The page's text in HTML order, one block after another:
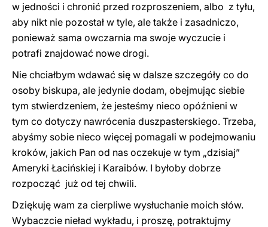
w jedności i chronić przed rozproszeniem, albo z tyłu,
aby nikt nie pozostał w tyle, ale także i zasadniczo,
ponieważ sama owczarnia ma swoje wyczucie i
potrafi znajdować nowe drogi.
Nie chciałbym wdawać się w dalsze szczegóły co do
osoby biskupa, ale jedynie dodam, obejmując siebie
tym stwierdzeniem, że jesteśmy nieco opóźnieni w
tym co dotyczy nawrócenia duszpasterskiego. Trzeba,
abyśmy sobie nieco więcej pomagali w podejmowaniu
kroków, jakich Pan od nas oczekuje w tym „dzisiaj”
Ameryki Łacińskiej i Karaibów. I byłoby dobrze
rozpocząć już od tej chwili.
Dziękuję wam za cierpliwe wysłuchanie moich słów.
Wybaczcie nieład wykładu, i proszę, potraktujmy